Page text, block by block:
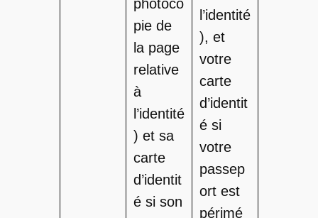
photoco
pie de
la page
relative
à
l’identité
) et sa
carte
d’identit
é si son
l’identité
), et
votre
carte
d’identit
é si
votre
passep
ort est
périmé